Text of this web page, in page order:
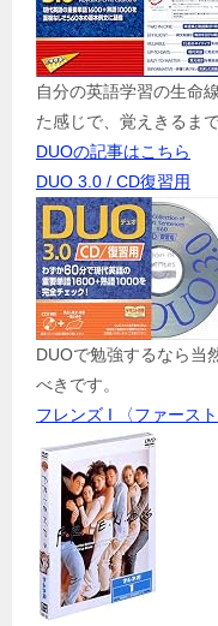
自分の英語学習の生命
た感じで、覚えきるま
DUOの記事はこちら
DUO 3.0 / CD復習用
DUOで勉強するなら当
べきです。
フレンズ I 〈ファース